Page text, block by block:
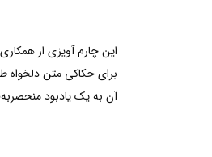
برای حکاکی متن دلخواه
آن به یک یادبود